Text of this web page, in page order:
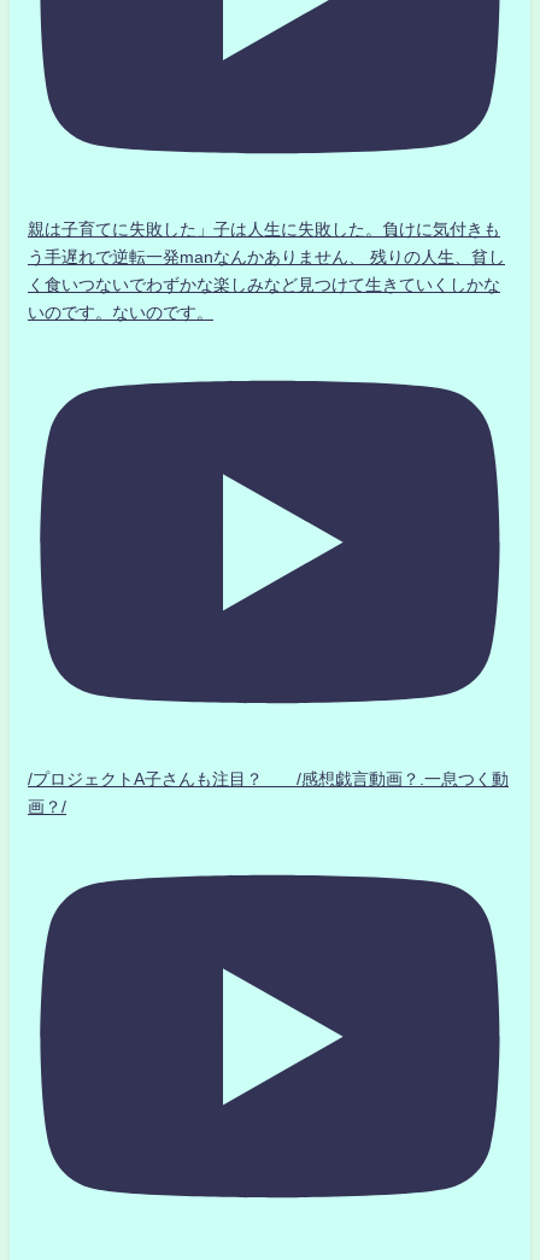
親は子育てに失敗した」子は人生に失敗した。負けに気付きも
う手遅れで逆転一発manなんかありません、 残りの人生、貧し
く食いつないでわずかな楽しみなど見つけて生きていくしかな
いのです。ないのです。
/プロジェクトA子さんも注目？ /感想戯言動画？.一息つく動
画？/